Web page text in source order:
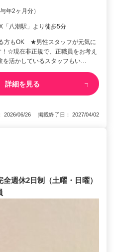
年2ヶ月分）
「八潮駅」より徒歩5分
方もOK ★男性スタッフが元気に
☆現在非正規で、正職員をお考え
活かしているスタッフもい…
詳細を見る
2026/06/26 掲載終了日： 2027/04/02
週休2日制（土曜・日曜）